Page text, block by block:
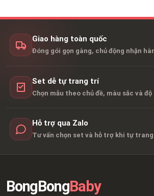
Giao hàng toàn quốc
Đóng gói gọn gàng, chủ động nhận
Set dễ tự trang trí
Chọn mẫu theo chủ đề, màu sắc và
Hỗ trợ qua Zalo
Tư vấn chọn set và hỗ trợ khi tự
BongBongBaby